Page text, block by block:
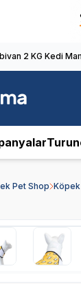
2 KG Kedi
Pet Shop